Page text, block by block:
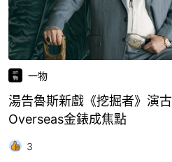
一物
湯告魯斯新戲《挖掘者》演
Overseas金錶成焦點
3